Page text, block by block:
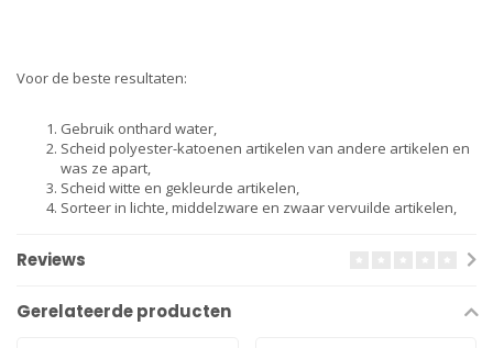
Voor de beste resultaten:
Gebruik onthard water,
Scheid polyester-katoenen artikelen van andere artikelen en
was ze apart,
Scheid witte en gekleurde artikelen,
Sorteer in lichte, middelzware en zwaar vervuilde artikelen,
Reviews
Gerelateerde producten